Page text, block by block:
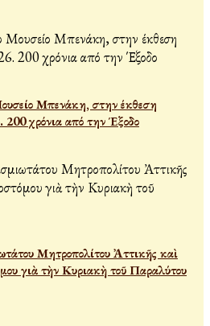
Μπενάκη, στην έκθεση
χρόνια από την Έξοδο
Μητροπολίτου Ἀττικῆς καὶ
γιὰ τὴν Κυριακὴ τοῦ Παραλύτου